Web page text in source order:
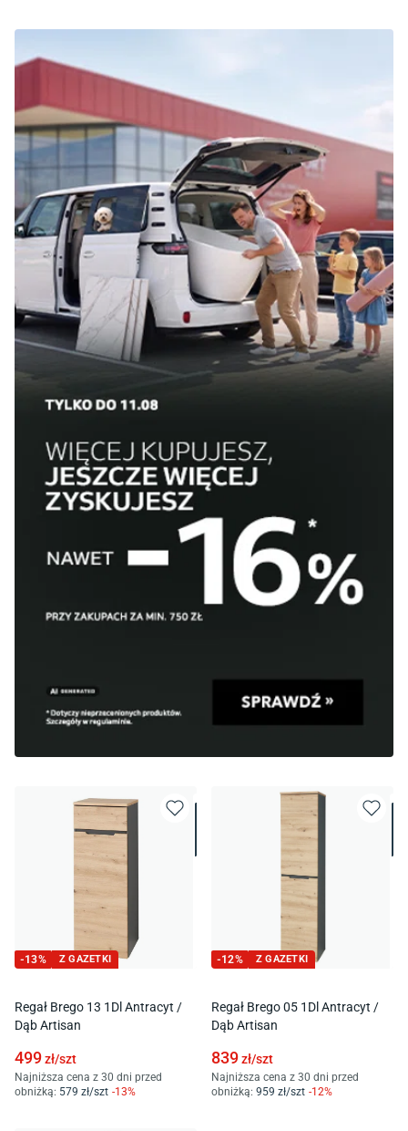
-13% Z GAZETKI
Regał Brego 13 1Dl Antracyt /
Dąb Artisan
499zł/szt
Najniższa cena z 30 dni przed
obniżką: 579 zł/szt -13%
-12% Z GAZETKI
Regał Brego 05 1Dl Antracyt /
Dąb Artisan
839zł/szt
Najniższa cena z 30 dni przed
obniżką: 959 zł/szt -12%